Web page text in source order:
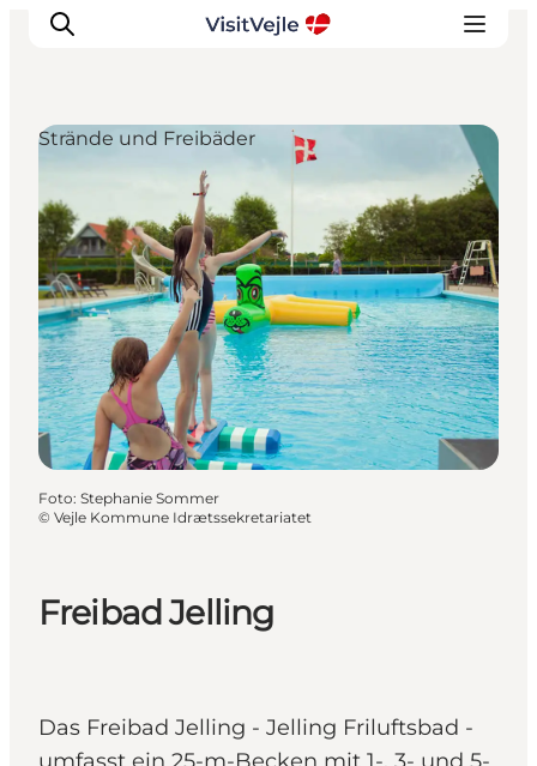
Erlebnisse
Veranstaltungen
Reiseplanung
Inspiration
Freibad Jelling
Das Freibad Jelling - Jelling Friluftsbad -
Strände und Freibäder
Foto: Stephanie Sommer
© Vejle Kommune Idrætssekretariatet